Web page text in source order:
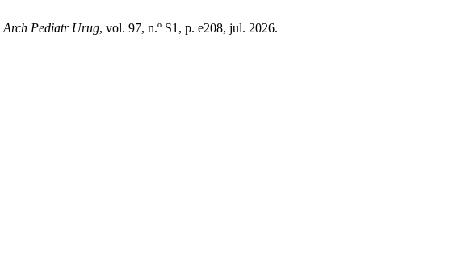
Arch Pediatr Urug, vol. 97, n.º S1, p. e208, jul. 2026.